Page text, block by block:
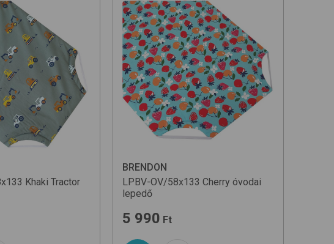
Khaki Tractor
BRENDON
LPBV-OV/58x133 Cherry óvodai
lepedő
5 990 Ft